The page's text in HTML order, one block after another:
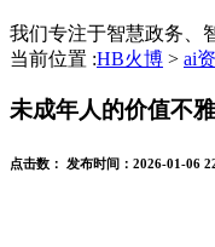
我们专注于智慧政务、
当前位置 :HB火博 > ai
未成年人的价值不
点击数： 发布时间： 2026-01-06